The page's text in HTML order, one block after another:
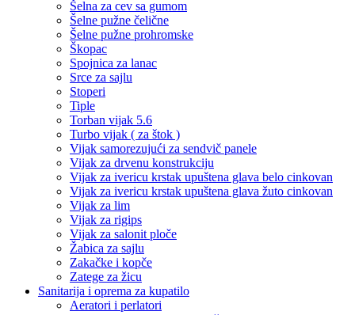
Šelna za cev sa gumom
Šelne pužne čelične
Šelne pužne prohromske
Škopac
Spojnica za lanac
Srce za sajlu
Stoperi
Tiple
Torban vijak 5.6
Turbo vijak ( za štok )
Vijak samorezujući za sendvič panele
Vijak za drvenu konstrukciju
Vijak za ivericu krstak upuštena glava belo cinkovan
Vijak za ivericu krstak upuštena glava žuto cinkovan
Vijak za lim
Vijak za rigips
Vijak za salonit ploče
Žabica za sajlu
Zakačke i kopče
Zatege za žicu
Sanitarija i oprema za kupatilo
Aeratori i perlatori